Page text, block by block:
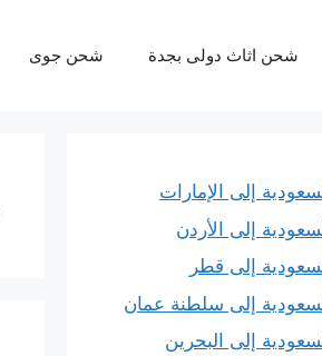
شحن اثاث دولى بجدة شحن جوى
إلى الإمارات
إلى الأردن
إلى قطر
إلى سلطنة عمان
إلى البحرين